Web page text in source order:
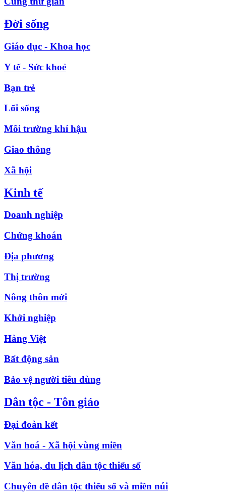
Đời sống
Giáo dục - Khoa học
Y tế - Sức khoẻ
Bạn trẻ
Lối sống
Môi trường khí hậu
Giao thông
Xã hội
Kinh tế
Doanh nghiệp
Chứng khoán
Địa phương
Thị trường
Nông thôn mới
Khởi nghiệp
Hàng Việt
Bất động sản
Bảo vệ người tiêu dùng
Dân tộc - Tôn giáo
Đại đoàn kết
Văn hoá - Xã hội vùng miền
Văn hóa, du lịch dân tộc thiểu số
Chuyên đề dân tộc thiểu số và miền núi